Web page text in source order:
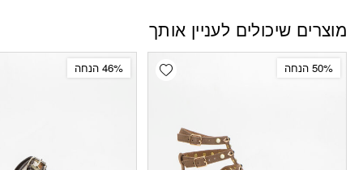
מוצרים שיכולים לעניין אותך
Add wishlist 50% הנחה 46% הנחה